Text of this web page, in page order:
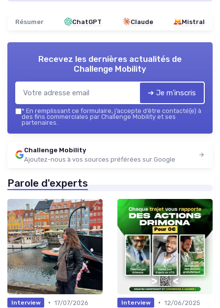
Résumer ChatGPT Claude Mistral
Recevez les dernières actualités de
Challenge Mobility
➔ Je m'inscris
* En remplissant ce formulaire, j’accepte d’être contacté(e) à
des fins commerciales par Challenge Mobility et ses
partenaires.
Challenge Mobility
Ajoutez-nous à vos sources préférées sur Google
Parole d'experts
Interview • 17/07/2026
Interview • 12/06/2025